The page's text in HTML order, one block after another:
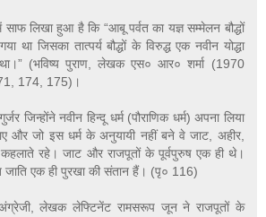
साफ लिखा हुआ है कि “आबू पर्वत का यज्ञ सम्मेलन बौद्धों
था जिसका तात्पर्य बौद्धों के विरुद्ध एक नवीन योद्धा
(भविष्य पुराण, लेखक एस० आर० शर्मा (1970
174, 175)।
जिन्होंने नवीन हिन्दू धर्म (पौराणिक धर्म) अपना लिया
और जो इस धर्म के अनुयायी नहीं बने वे जाट, अहीर,
कहलाते रहे। जाट और राजपूतों के पूर्वपुरुष एक ही थे।
एक ही पुरखा की संतान हैं। (पृ० 116)
अंग्रेजी, लेखक लेफ्टिनेंट रामसरूप जून ने राजपूतों के